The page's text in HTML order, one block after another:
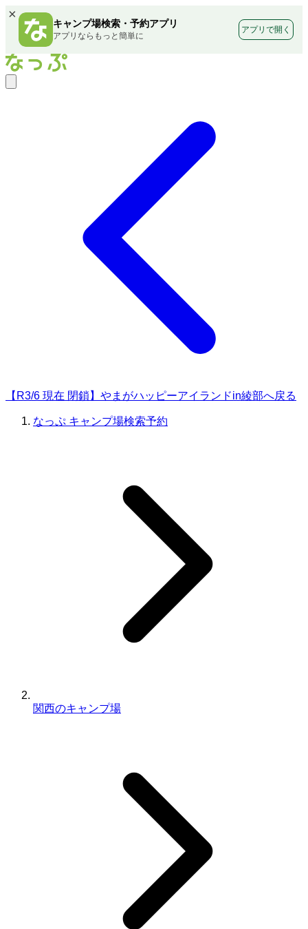
×
キャンプ場検索・予約アプリ
アプリならもっと簡単に
アプリで開く
【R3/6 現在 閉鎖】やまがハッピーアイランドin綾部へ戻る
なっぷ キャンプ場検索予約
関西のキャンプ場